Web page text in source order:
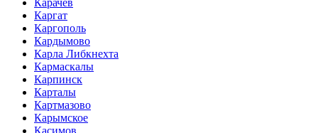
Карачев
Каргат
Каргополь
Кардымово
Карла Либкнехта
Кармаскалы
Карпинск
Карталы
Картмазово
Карымское
Касимов